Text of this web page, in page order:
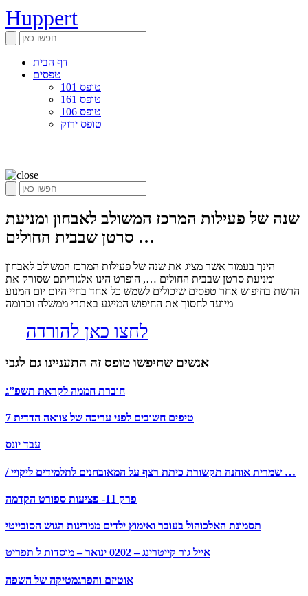
Huppert
דף הבית
טפסים
טופס 101
טופס 161
טופס 106
טופס ירוק
שנה של פעילות המרכז המשולב לאבחון ומניעת
סרטן שבבית החולים …
הינך בעמוד אשר מציג את שנה של פעילות המרכז המשולב לאבחון
ומניעת סרטן שבבית החולים …, הופרט הינו אלגוריתם שסורק את
הרשת בחיפוש אחר טפסים שיכולים לשמש כל אחד בחיי היום יום המנוע
מיועד לחסוך את החיפוש המייגע באתרי ממשלה וכדומה
לחצו כאן להורדה
אנשים שחיפשו טופס זה התעניינו גם לגבי
חוברת חממה לקראת תשפ”ג
טיפים חשובים לפני עריכה של צוואה הדדית 7
עבד יונס
/ שמרית אוחנה תקשורת כיתת רצף על המאובחנים לתלמידים ליקויי …
פרק 11- פציעות ספורט הקדמה
תסמונת האלכוהול בעובר ואימוץ ילדים ממדינות הגוש הסובייטי
אייל גור קייטרינג – 0202 ינואר – מוסדות ל תפריט
אוטיזם והפרגמטיקה של השפה